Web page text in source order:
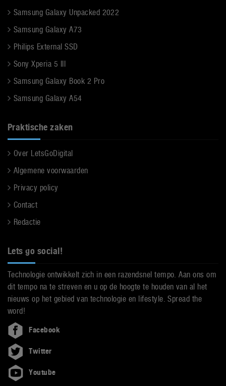
Samsung Galaxy Unpacked 2022
Samsung Galaxy A73
Philips External SSD
Sony Xperia 5 III
Samsung Galaxy Book 2 Pro
Samsung Galaxy A54
Praktische zaken
Over LetsGoDigital
Algemene voorwaarden
Privacy policy
Contact
Redactie
Lets go social!
Technologie ontwikkelt zich in een razendsnel tempo. Aan ons om
dit tempo na te streven en u op de hoogte te houden van al het
nieuws op het gebied van technologie en lifestyle. Spread the
word!
Facebook
Twitter
Youtube